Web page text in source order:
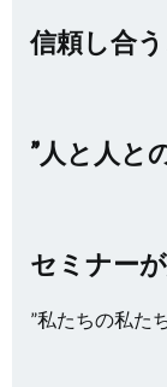
信頼し合
”人と人と
セミナー
”私たちの私た